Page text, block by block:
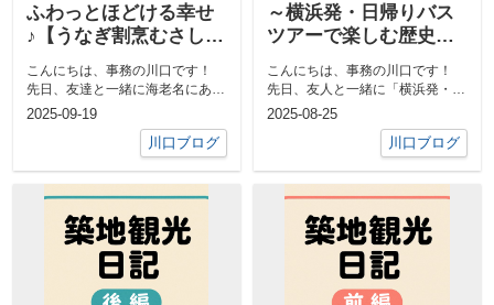
ふわっとほどける幸せ
♪【うなぎ割烹むさしの
絶品うな重】
こんにちは、事務の川口です！
先日、友達と一緒に海老名にある
「うなぎ割烹むさし」へ...
2025-09-19
川口ブログ
～横浜発・日帰りバス
ツアーで楽しむ歴史と
グルメの旅 ～
こんにちは、事務の川口です！
先日、友人と一緒に「横浜発・日
帰りバスツアー」に行っ...
2025-08-25
川口ブログ